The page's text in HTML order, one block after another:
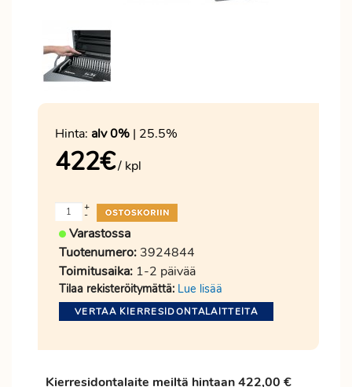
Hinta: alv 0% | 25.5%
422€/ kpl
-
+
Varastossa
Tuotenumero: 3924844
Toimitusaika: 1-2 päivää
Tilaa rekisteröitymättä: Lue lisää
VERTAA KIERRESIDONTALAITTEITA
Kierresidontalaite meiltä hintaan 422,00 €